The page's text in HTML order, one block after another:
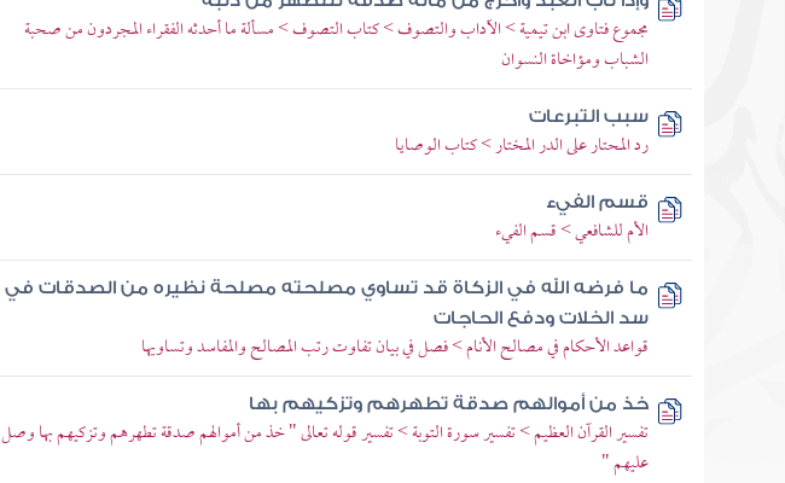
مجموع فتاوى ابن تيمية > الآداب والتصوف > كتاب التصوف > مسألة ما أحدثه الفقراء المجردون من صحبة
الشباب ومؤاخاة النسوان
سبب التبرعات
رد المحتار على الدر المختار > كتاب الوصايا
قسم الفيء
الأم للشافعي > قسم الفيء
ما فرضه الله في الزكاة قد تساوي مصلحته مصلحة نظيره من الصدقات في
سد الخلات ودفع الحاجات
قواعد الأحكام في مصالح الأنام > فصل في بيان تفاوت رتب المصالح والمفاسد وتساويها
خذ من أموالهم صدقة تطهرهم وتزكيهم بها
تفسير القرآن العظيم > تفسير سورة التوبة > تفسير قوله تعالى " خذ من أموالهم صدقة تطهرهم وتزكيهم بها وصل
عليهم "